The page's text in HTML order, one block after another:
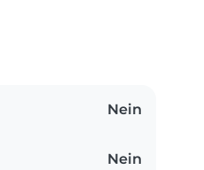
Nein
Nein